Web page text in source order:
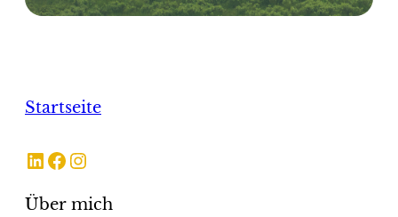
Startseite
LinkedIn Facebook Instagram
Über mich